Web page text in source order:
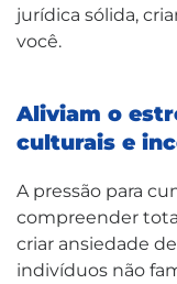
jurídica sólida,
você.
Aliviam o
culturais e
A pressão para
compreender
criar ansiedade
indivíduos não